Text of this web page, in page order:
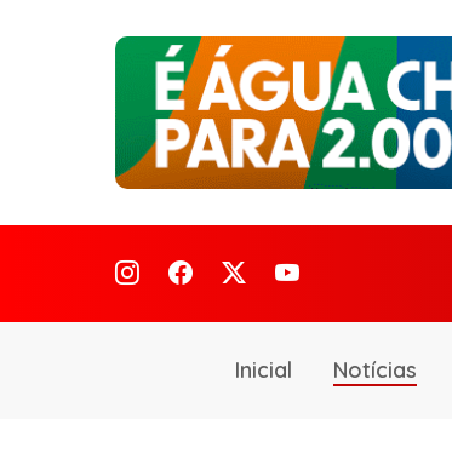
Inicial Notícias